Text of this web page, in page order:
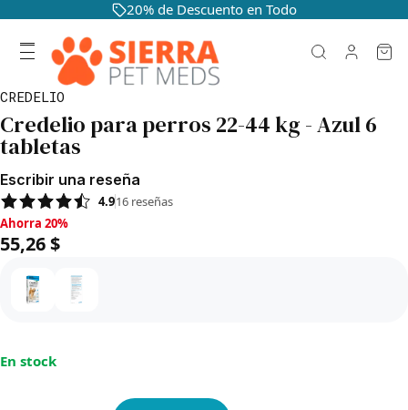
20% de Descuento en Todo
CREDELIO
Credelio para perros 22-44 kg - Azul 6
tabletas
Escribir una reseña
4.916 reseñas
Ahorra 20%, 55,26 $
Ahorra 20%
55,26 $
En stock